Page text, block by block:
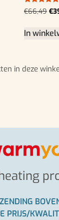
5.00
€66,49 €
In
in deze
PRIJS/